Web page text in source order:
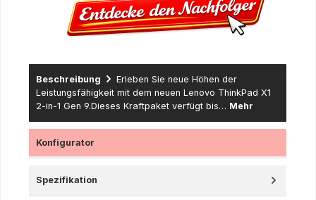
Beschreibung
Erleben Sie neue Höhen der
Leistungsfähigkeit mit dem neuen Lenovo ThinkPad X1
2-in-1 Gen 9.Dieses Kraftpaket verfügt bis… Mehr
Konfigurator
Spezifikation